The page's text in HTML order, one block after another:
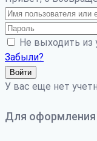
Не выходить из
Забыли?
Войти
У вас еще нет
Для оформления